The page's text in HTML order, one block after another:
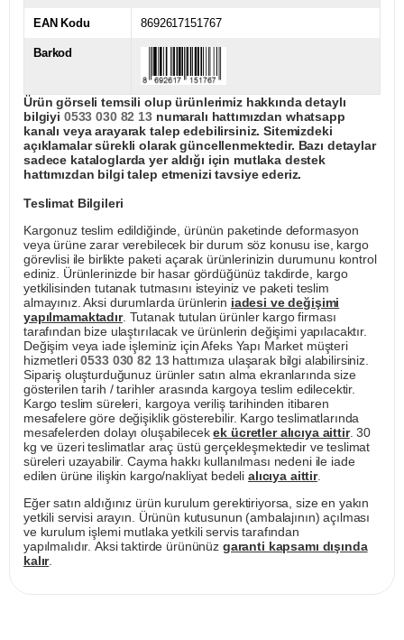
EAN Kodu 8692617151767
Barkod
Ürün görseli temsili olup ürünlerimiz hakkında detaylı
bilgiyi 0533 030 82 13numaralı hattımızdan whatsapp
kanalı veya arayarak talep edebilirsiniz. Sitemizdeki
açıklamalar sürekli olarak güncellenmektedir. Bazı detaylar
sadece kataloglarda yer aldığı için mutlaka destek
hattımızdan bilgi talep etmenizi tavsiye ederiz.
Teslimat Bilgileri
Kargonuz teslim edildiğinde, ürünün paketinde deformasyon
veya ürüne zarar verebilecek bir durum söz konusu ise, kargo
görevlisi ile birlikte paketi açarak ürünlerinizin durumunu kontrol
ediniz. Ürünlerinizde bir hasar gördüğünüz takdirde, kargo
yetkilisinden tutanak tutmasını isteyiniz ve paketi teslim
almayınız. Aksi durumlarda ürünlerin iadesi ve değişimi
yapılmamaktadır. Tutanak tutulan ürünler kargo firması
tarafından bize ulaştırılacak ve ürünlerin değişimi yapılacaktır.
Değişim veya iade işleminiz için Afeks Yapı Market müşteri
hizmetleri0533 030 82 13hattımıza ulaşarak bilgi alabilirsiniz.
Sipariş oluşturduğunuz ürünler satın alma ekranlarında size
gösterilen tarih / tarihler arasında kargoya teslim edilecektir.
Kargo teslim süreleri, kargoya veriliş tarihinden itibaren
mesafelere göre değişiklik gösterebilir. Kargo teslimatlarında
mesafelerden dolayı oluşabilecekek ücretler alıcıya aittir. 30
kg ve üzeri teslimatlar araç üstü gerçekleşmektedir ve teslimat
süreleri uzayabilir. Cayma hakkı kullanılması nedeni ile iade
edilen ürüne ilişkin kargo/nakliyat bedeli alıcıya aittir.
Eğer satın aldığınız ürün kurulum gerektiriyorsa, size en yakın
yetkili servisi arayın. Ürünün kutusunun (ambalajının) açılması
ve kurulum işlemi mutlaka yetkili servis tarafından
yapılmalıdır. Aksi taktirde ürününüz garanti kapsamı dışında
kalır.